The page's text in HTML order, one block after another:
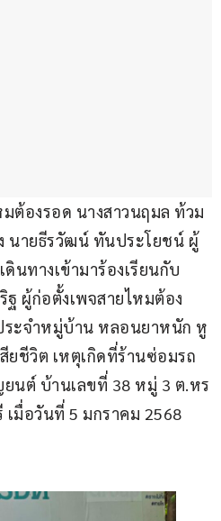
ต้องรอด นางสาวนฤมล ท้วม
นายธีรวัฒน์ ทันประโยชน์ ผู้
นทางเข้ามาร้องเรียนกับ
ฐ ผู้ก่อตั้งเพจสายไหมต้อง
ระจำหมู่บ้าน หลอนยาหนัก หู
ยชีวิต เหตุเกิดที่ร้านซ่อมรถ
นต์ บ้านเลขที่ 38 หมู่ 3 ต.หร
มื่อวันที่ 5 มกราคม 2568